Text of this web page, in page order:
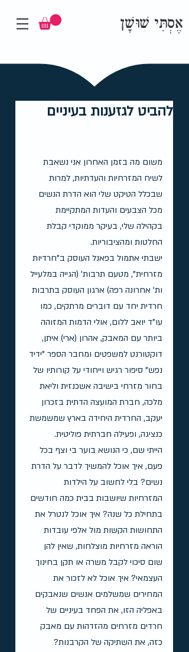
אֶסְתִּי שׁוּשָׁן
להביט לגזענות בעיניים
משום מה בזמן האחרון אני נשאבת
לשיח המזרחיות והעדתיות, למרות
שבכלל הטיקט שלי הוא הדרת הנשים
מכל הצבעים והעדות המתקיימת
בקהילה שלי, בעיקר ממוקדי קבלת
החלטות ומהציבוריות.
ישבתי אתמול בפאנל העוסק ב"חרדיות
מזרחית", מטעם תרבות' (הגייה במלעייל
ות' אחרונה רפה) ארגון העוסק בתרבות
חרדית יחד עם דוברים מרתקים, כמו
עו"ד יואב ללום, אולי הדמות המזוהה
ביותר עם המאבק, אהרון (ארי) איתן,
דוקטורנט למשפטים ומחבר הספר "ידיד
נפש" סיפור רגיש וייחודי על קורותיו של
בחור מזרחי בישיבה אשכנזית וליאת
מלכה, חברת המועצה הדתית בזכרון
יעקב, החרדית היחידה בארץ שמשמשת
כנציגה, ופעילה חברתית פוליטית.
הייתי שם, כי הנושא בוער בי וצף בכל
פעם, איך אוכל להמשיך לדבר על הדרת
נשים? בלי לחשוב על הילדות
המזרחיות שיושבות בבית כמה חודשים
בתחילת כל שנה? איך אוכל לנטרל את
התחושות הקשות מול אלפי עובדות
הוראה מזרחיות מוצלחות, שאין להן
שום סיכוי לקבל משרה או תקן בחינוך
העצמאי? איך אוכל לא לזכור את
המחירים שמשלמים אנשים שנאבקים
באפליה הזו, את הפחד בעיניים של
חרדים מזרחים מהזדהות עם מאבק
כזה, את השתיקה של הקרבנות?